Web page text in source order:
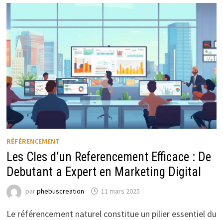
RÉFÉRENCEMENT
Les Cles d’un Referencement Efficace : De
Debutant a Expert en Marketing Digital
parphebuscreation 11 mars 2025
Le référencement naturel constitue un pilier essentiel du